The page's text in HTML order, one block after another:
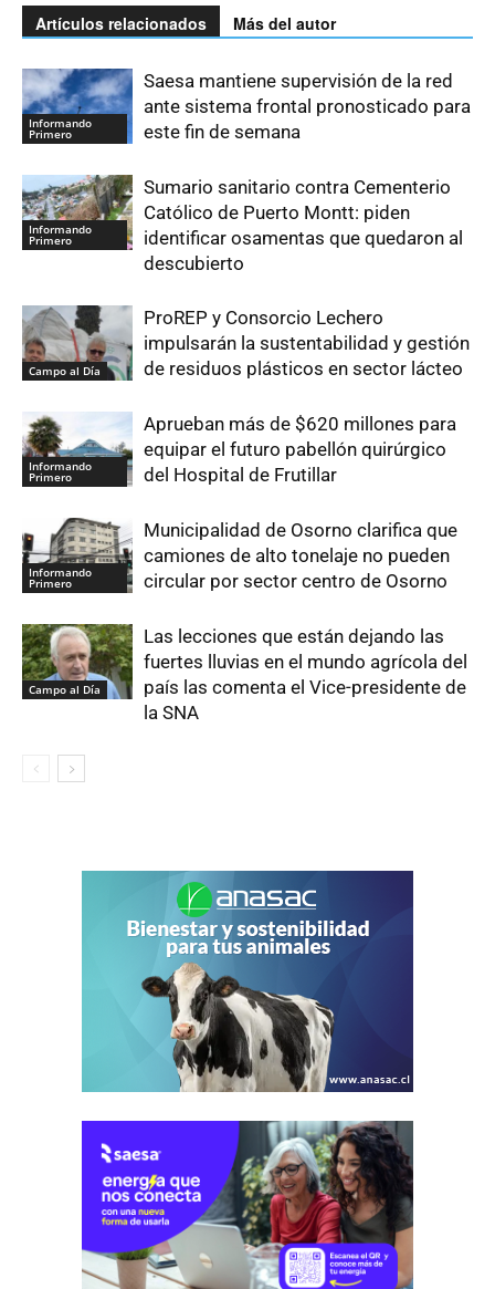
Artículos relacionados Más del autor
Informando
Primero
Saesa mantiene supervisión de la red
ante sistema frontal pronosticado para
este fin de semana
Informando
Primero
Sumario sanitario contra Cementerio
Católico de Puerto Montt: piden
identificar osamentas que quedaron al
descubierto
Campo al Día
ProREP y Consorcio Lechero
impulsarán la sustentabilidad y gestión
de residuos plásticos en sector lácteo
Informando
Primero
Aprueban más de $620 millones para
equipar el futuro pabellón quirúrgico
del Hospital de Frutillar
Informando
Primero
Municipalidad de Osorno clarifica que
camiones de alto tonelaje no pueden
circular por sector centro de Osorno
Campo al Día
Las lecciones que están dejando las
fuertes lluvias en el mundo agrícola del
país las comenta el Vice-presidente de
la SNA